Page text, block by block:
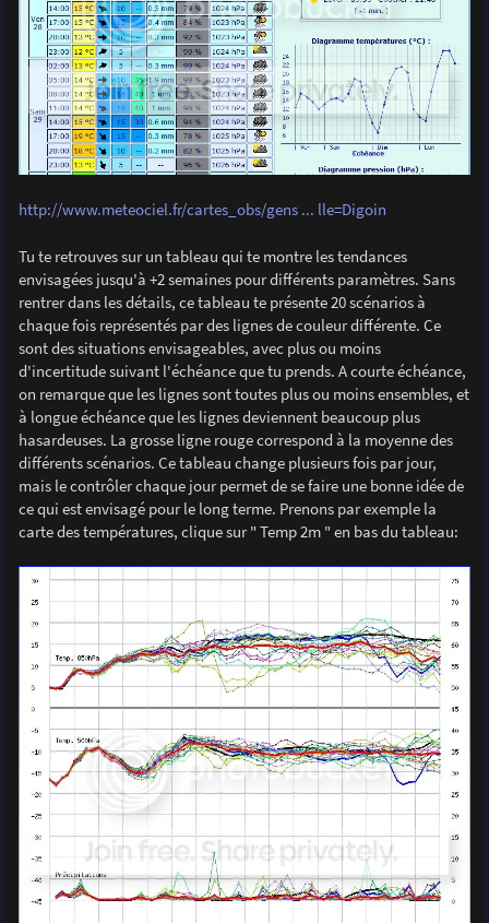
http://www.meteociel.fr/cartes_obs/gens ... lle=Digoin
Tu te retrouves sur un tableau qui te montre les tendances
envisagées jusqu'à +2 semaines pour différents paramètres. Sans
rentrer dans les détails, ce tableau te présente 20 scénarios à
chaque fois représentés par des lignes de couleur différente. Ce
sont des situations envisageables, avec plus ou moins
d'incertitude suivant l'échéance que tu prends. A courte échéance,
on remarque que les lignes sont toutes plus ou moins ensembles, et
à longue échéance que les lignes deviennent beaucoup plus
hasardeuses. La grosse ligne rouge correspond à la moyenne des
différents scénarios. Ce tableau change plusieurs fois par jour,
mais le contrôler chaque jour permet de se faire une bonne idée de
ce qui est envisagé pour le long terme. Prenons par exemple la
carte des températures, clique sur " Temp 2m " en bas du tableau: